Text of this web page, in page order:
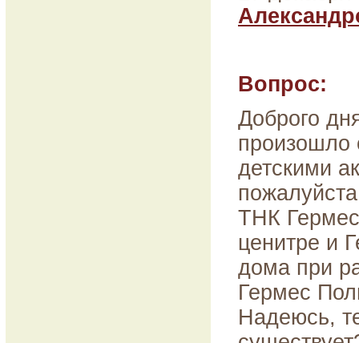
Вопрос:
Доброго
произошло
детскими
ТНК
ценитре и
дома при
Гермес
Надеюсь,